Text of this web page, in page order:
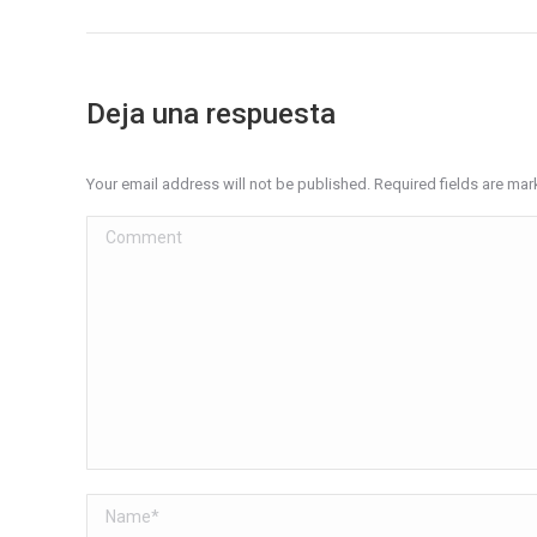
Deja una respuesta
Your email address will not be published. Required fields are
Comment
Name *